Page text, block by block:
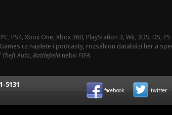
PS4, Xbox One, Xbox 360, PlayStation 3, Wii, 3DS, DS,
najdete i podcasty, rozsáhlou databázi her a
Theft Auto, Battlefield nebo FIFA.
5131
facebook twitter